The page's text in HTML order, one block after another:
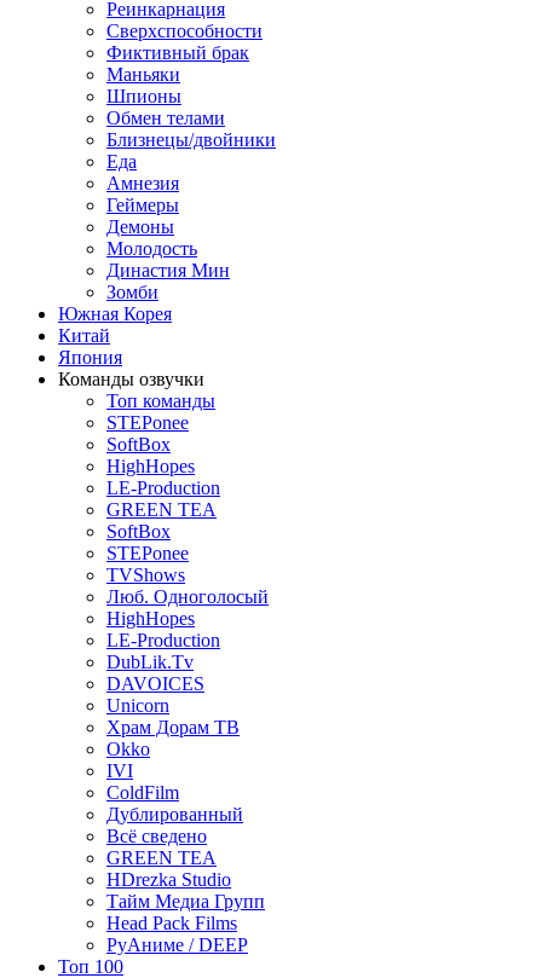
Реинкарнация
Сверхспособности
Фиктивный брак
Маньяки
Шпионы
Обмен телами
Близнецы/двойники
Еда
Амнезия
Геймеры
Демоны
Молодость
Династия Мин
Зомби
Южная Корея
Китай
Япония
Команды озвучки
Топ команды
STEPonee
SoftBox
HighHopes
LE-Production
GREEN TEA
SoftBox
STEPonee
TVShows
Люб. Одноголосый
HighHopes
LE-Production
DubLik.Tv
DAVOICES
Unicorn
Храм Дорам ТВ
Okko
IVI
ColdFilm
Дублированный
Всё сведено
GREEN TEA
HDrezka Studio
Тайм Медиа Групп
Head Pack Films
РуАниме / DEEP
Топ 100